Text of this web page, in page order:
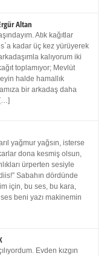
Altan
Atık kağıtlar
kadar üç kez yürüyerek
kalıyorum iki
toplamıyor; Mevlüt
halde hamallık
bir arkadaş daha
[…]
yağmur yağsın, isterse
dona kesmiş olsun,
ürperten sesiyle
Sabahın dördünde
için, bu ses, bu kara,
beni yazı makinemin
Evden kızgın